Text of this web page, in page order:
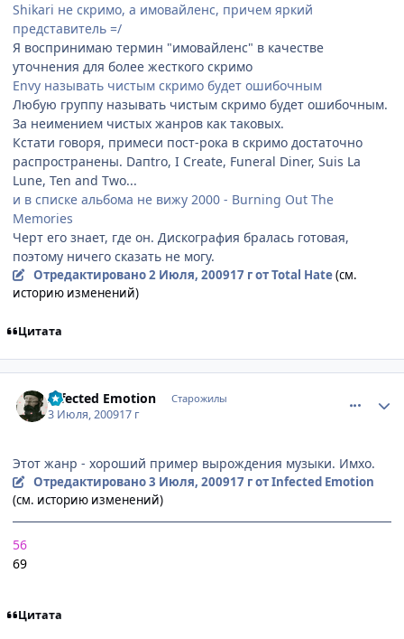
Shikari не скримо, а имовайленс, причем яркий
представитель =/
Я воспринимаю термин "имовайленс" в качестве
уточнения для более жесткого скримо
Envy называть чистым скримо будет ошибочным
Любую группу называть чистым скримо будет ошибочным.
За неимением чистых жанров как таковых.
Кстати говоря, примеси пост-рока в скримо достаточно
распространены. Daпtro, I Create, Funeral Diner, Suis La
Lune, Ten and Two...
и в списке альбома не вижу 2000 - Burning Out The
Memories
Черт его знает, где он. Дискография бралась готовая,
поэтому ничего сказать не могу.
Отредактировано2 Июля, 200917 гот Total Hate(см.
историю изменений)
Цитата
Infected Emotion Старожилы
3 Июля, 200917 г
Этот жанр - хороший пример вырождения музыки. Имхо.
Отредактировано3 Июля, 200917 гот Infected Emotion
(см. историю изменений)
56
69
Цитата